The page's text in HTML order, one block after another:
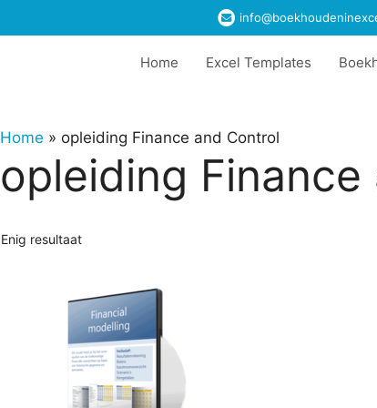
Home Excel Templates
Home » opleiding Finance and Control
opleiding
Enig resultaat